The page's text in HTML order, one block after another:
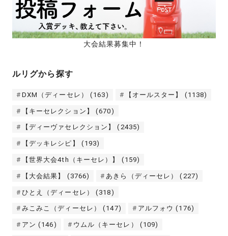
大会結果募集中！
ルリグから探す
DXM（ディーセレ） (163) 【オールスター】 (1138)
【キーセレクション】 (670)
【ディーヴァセレクション】 (2435)
【デッキレシピ】 (193)
【世界大会4th（キーセレ）】 (159)
【大会結果】 (3766) あきら（ディーセレ） (227)
ひとえ（ディーセレ） (318)
みこみこ（ディーセレ） (147) アルフォウ (176)
アン (146) ウムル（キーセレ） (109)